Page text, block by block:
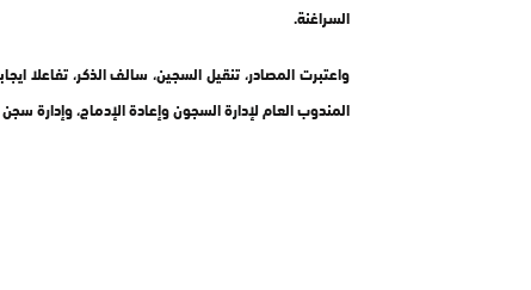
السراغنة.
واعتبرت المصادر، تنقيل السجين، سالف الذكر، تفاعلا
المندوب العام لإدارة السجون وإعادة الإدماج، وإدارة